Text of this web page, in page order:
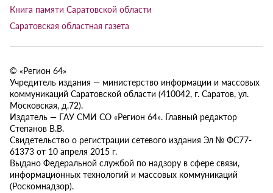
Книга памяти Саратовской области
Саратовская областная газета
© «Регион 64»
Учредитель издания — министерство информации и массовых
коммуникаций Саратовской области (410042, г. Саратов, ул.
Московская, д.72).
Издатель — ГАУ СМИ СО «Регион 64». Главный редактор
Степанов В.В.
Свидетельство о регистрации сетевого издания Эл № ФС77-
61373 от 10 апреля 2015 г.
Выдано Федеральной службой по надзору в сфере связи,
информационных технологий и массовых коммуникаций
(Роскомнадзор).